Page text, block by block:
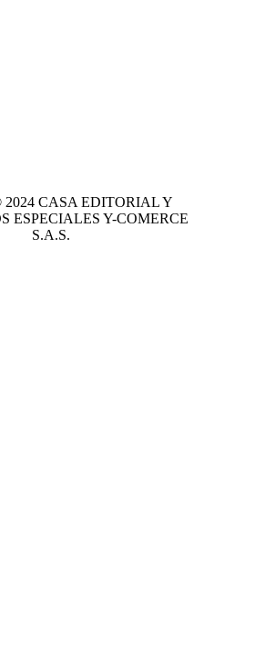
2024 CASA EDITORIALY
ESPECIALES Y-COMERCE
S.A.S.